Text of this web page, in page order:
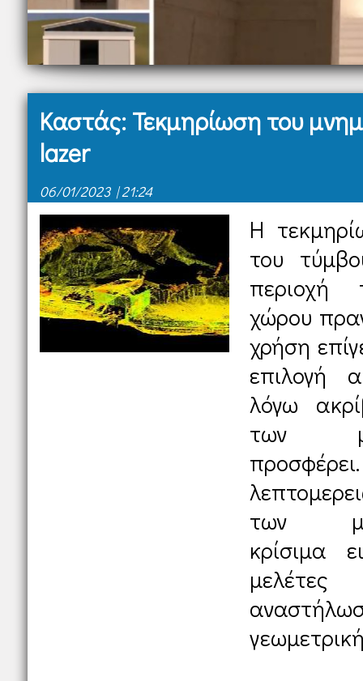
Καστάς: Τεκμηρίωση του
lazer
06/01/2023 | 21:24
Η
του
περιοχή
χώρου
χρήση
επιλογή
λόγω
των
των
κρίσιμα